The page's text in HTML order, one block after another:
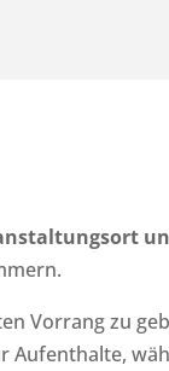
Vorrang zu
Aufenthalte,